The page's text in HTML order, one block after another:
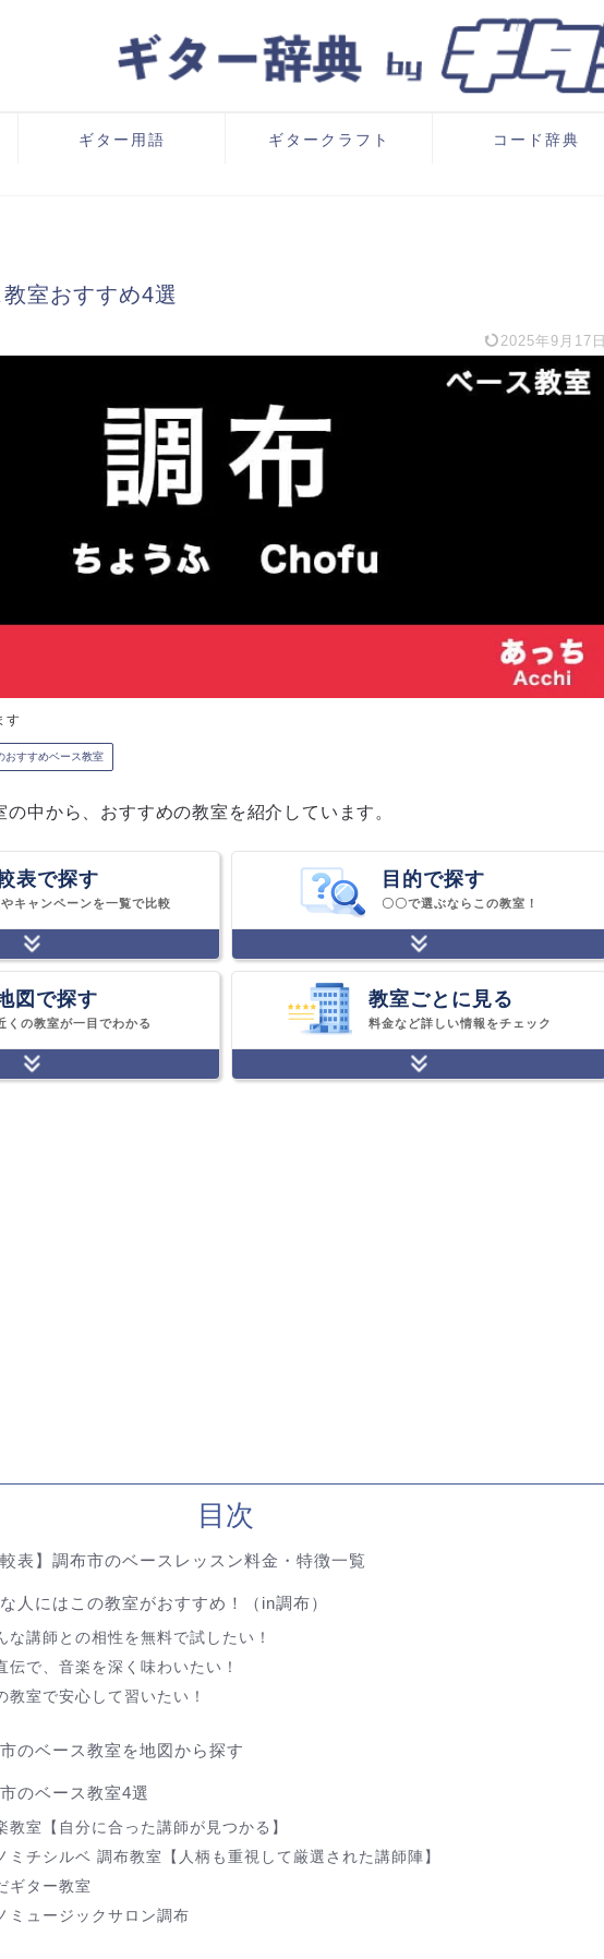
ギター用語 ギタークラフト コード辞典
室おすすめ4選
2025年9月17日
す
おすすめベース教室
中から、おすすめの教室を紹介しています。
表で探す
キャンペーンを一覧で比較
目的で探す
〇〇で選ぶならこの教室！
図で探す
くの教室が一目でわかる
教室ごとに見る
料金など詳しい情報をチェック
目次
較表】調布市のベースレッスン料金・特徴一覧
人には この教室がおすすめ！（in調布）
な講師との相性を無料で試したい！
伝で、音楽を深く味わいたい！
教室で安心して習いたい！
のベース教室を地図から探す
のベース教室4選
教室
【自分に合った講師が見つかる】
ミチシルベ 調布教室
【人柄も重視して厳選された講師陣】
ギター教室
ミュージックサロン調布